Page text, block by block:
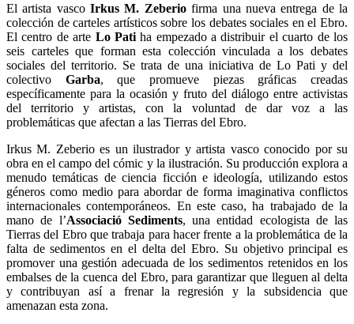
El artista vascoIrkus M. Zeberiofirma una nueva entrega de la
colección de carteles artísticos sobre los debates sociales en el Ebro.
El centro de arte Lo Patiha empezado a distribuir el cuarto de los
seis carteles que forman esta colección vinculada a los debates
sociales del territorio. Se trata de una iniciativa de Lo Pati y del
colectivo Garba, que promueve piezas gráficas creadas
específicamente para la ocasión y fruto del diálogo entre activistas
del territorio y artistas, con la voluntad de dar voz a las
problemáticas que afectan a las Tierras del Ebro.
Irkus M. Zeberio es un ilustrador y artista vasco conocido por su
obra en el campo del cómic y la ilustración. Su producción explora a
menudo temáticas de ciencia ficción e ideología, utilizando estos
géneros como medio para abordar de forma imaginativa conflictos
internacionales contemporáneos. En este caso, ha trabajado de la
mano de l’Associació Sediments, una entidad ecologista de las
Tierras del Ebro que trabaja para hacer frente a la problemática de la
falta de sedimentos en el delta del Ebro. Su objetivo principal es
promover una gestión adecuada de los sedimentos retenidos en los
embalses de la cuenca del Ebro, para garantizar que lleguen al delta
y contribuyan así a frenar la regresión y la subsidencia que
amenazan esta zona.